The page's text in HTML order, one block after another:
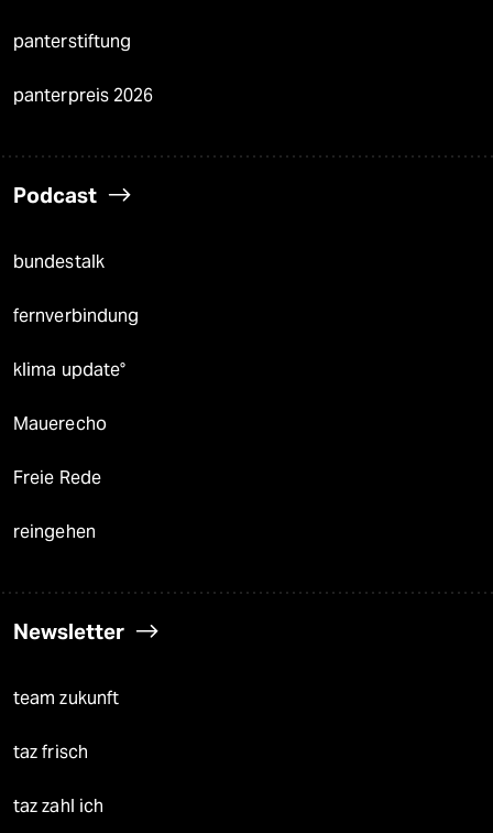
panterstiftung
panterpreis 2026
Podcast
bundestalk
fernverbindung
klima update°
Mauerecho
Freie Rede
reingehen
Newsletter
team zukunft
taz frisch
taz zahl ich